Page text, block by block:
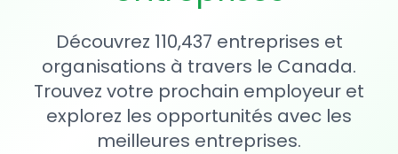
Découvrez 110,437 entreprises et
organisations à travers le Canada.
Trouvez votre prochain employeur et
explorez les opportunités avec les
meilleures entreprises.